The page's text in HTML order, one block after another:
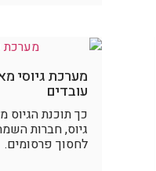
מערכת גיוסי
עובדים
כך תוכנת הגיוס
גיוס, חברות
לחסוך פרסומים.